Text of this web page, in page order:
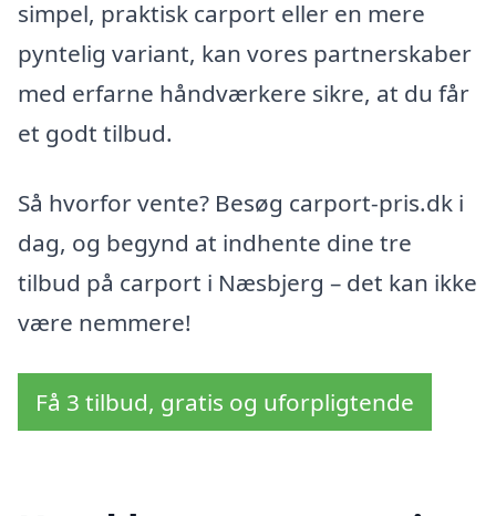
simpel, praktisk carport eller en mere
pyntelig variant, kan vores partnerskaber
med erfarne håndværkere sikre, at du får
et godt tilbud.
Så hvorfor vente? Besøg carport-pris.dk i
dag, og begynd at indhente dine tre
tilbud på carport i Næsbjerg – det kan ikke
være nemmere!
Få 3 tilbud, gratis og uforpligtende